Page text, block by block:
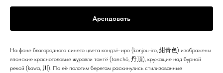
Арендовать
На фоне благородного синего цвета кондзё-иро (konjou-iro, 紺青色) изображены
японские красноголовые журавли тантё (tanchō, 丹頂), кружащие над бурной
рекой (kawa, 川). По её пологим берегам раскинулись стилизованные